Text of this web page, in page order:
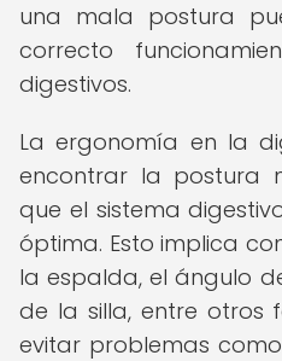
una mala postura
correcto
digestivos.
La ergonomía en la
encontrar la postura
que el sistema
óptima. Esto implica
la espalda, el ángulo
de la silla, entre otros
evitar problemas